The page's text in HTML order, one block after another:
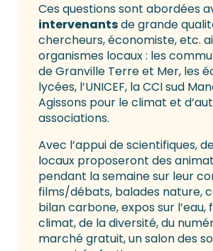
Ces questions sont abordées
intervenantsde grande
chercheurs, économiste, etc.
organismes locaux : les
de Granville Terre et Mer, les
lycées, l’UNICEF, la CCI sud
Agissons pour le climat et
associations.
Avec l’appui de scientifiques,
locaux proposeront des
pendant la semaine sur leur
films/débats, balades nature,
bilan carbone, expos sur l’eau,
climat, de la diversité, du
marché gratuit, un salon des